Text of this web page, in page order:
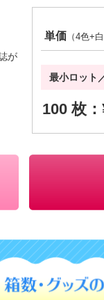
が
単価 （4色+
最小ロット
100 枚